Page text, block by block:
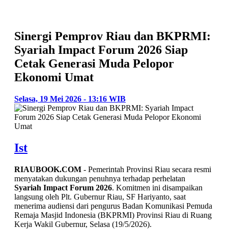
Sinergi Pemprov Riau dan BKPRMI:
Syariah Impact Forum 2026 Siap
Cetak Generasi Muda Pelopor
Ekonomi Umat
Selasa, 19 Mei 2026 - 13:16 WIB
Ist
RIAUBOOK.COM - Pemerintah Provinsi Riau secara resmi
menyatakan dukungan penuhnya terhadap perhelatan
Syariah Impact Forum 2026. Komitmen ini disampaikan
langsung oleh Plt. Gubernur Riau, SF Hariyanto, saat
menerima audiensi dari pengurus Badan Komunikasi Pemuda
Remaja Masjid Indonesia (BKPRMI) Provinsi Riau di Ruang
Kerja Wakil Gubernur, Selasa (19/5/2026).